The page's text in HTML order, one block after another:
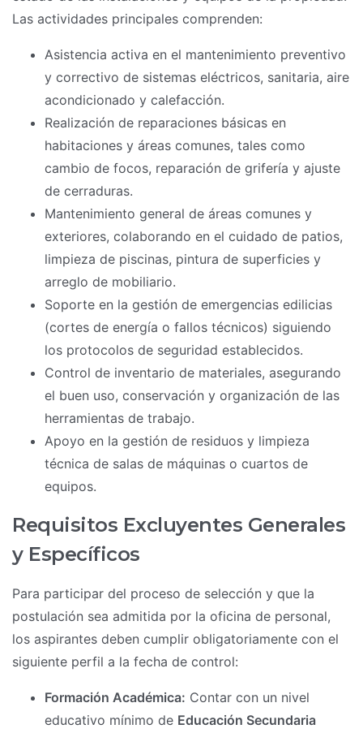
Las actividades principales comprenden:
Asistencia activa en el mantenimiento preventivo
y correctivo de sistemas eléctricos, sanitaria, aire
acondicionado y calefacción.
Realización de reparaciones básicas en
habitaciones y áreas comunes, tales como
cambio de focos, reparación de grifería y ajuste
de cerraduras.
Mantenimiento general de áreas comunes y
exteriores, colaborando en el cuidado de patios,
limpieza de piscinas, pintura de superficies y
arreglo de mobiliario.
Soporte en la gestión de emergencias edilicias
(cortes de energía o fallos técnicos) siguiendo
los protocolos de seguridad establecidos.
Control de inventario de materiales, asegurando
el buen uso, conservación y organización de las
herramientas de trabajo.
Apoyo en la gestión de residuos y limpieza
técnica de salas de máquinas o cuartos de
equipos.
Requisitos Excluyentes Generales
y Específicos
Para participar del proceso de selección y que la
postulación sea admitida por la oficina de personal,
los aspirantes deben cumplir obligatoriamente con el
siguiente perfil a la fecha de control:
Formación Académica: Contar con un nivel
educativo mínimo de Educación Secundaria